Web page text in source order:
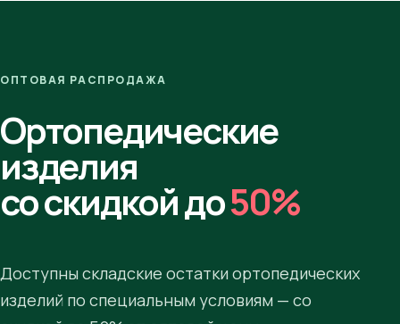
ОПТОВАЯ РАСПРОДАЖА
Ортопедические
изделия
со скидкой до50%
Доступны складские остатки ортопедических
изделий по специальным условиям — со